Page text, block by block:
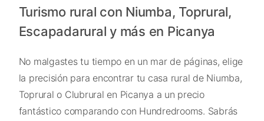
Turismo rural con Niumba, Toprural,
Escapadarural y más en Picanya
No malgastes tu tiempo en un mar de páginas, elige
la precisión para encontrar tu casa rural de Niumba,
Toprural o Clubrural en Picanya a un precio
fantástico comparando con Hundredrooms. Sabrás